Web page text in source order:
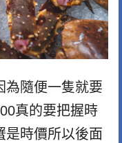
為隨便一隻就要
真的要把握時
是時價所以後面